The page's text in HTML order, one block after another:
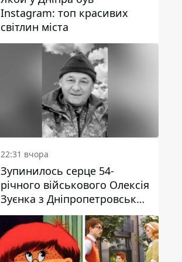
Instagram: топ красивих
світлин міста
22:31 вчора
Зупинилось серце 54-
річного військового Олексія
Зуєнка з Дніпропетровської
області